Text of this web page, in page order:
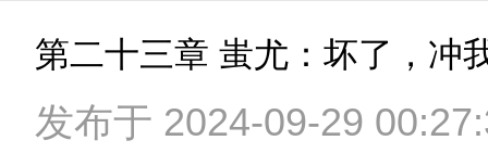
第二十三章 蚩尤：坏了，冲
发布于 2024-09-29